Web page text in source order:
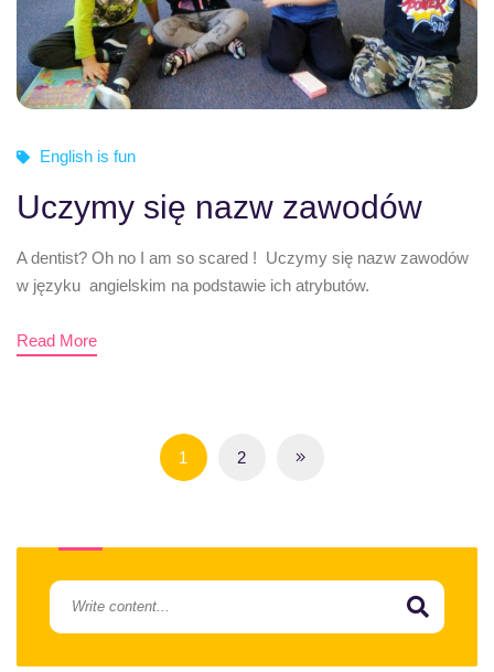
English is fun
Uczymy się nazw zawodów
A dentist? Oh no I am so scared ! Uczymy się nazw zawodów
w języku angielskim na podstawie ich atrybutów.
Read More
1 2